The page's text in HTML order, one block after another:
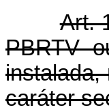
Art.
PBRTV
instalada,
caráter